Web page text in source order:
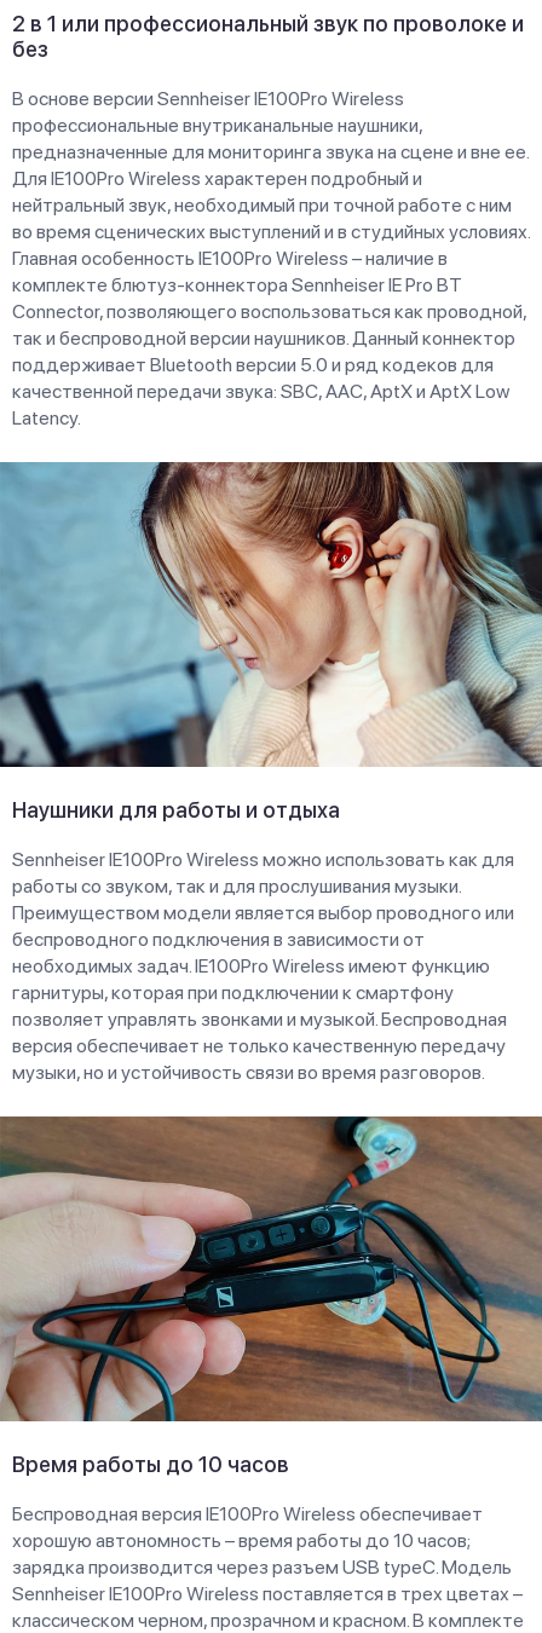
2 в 1 или профессиональный звук по проволоке и
без
В основе версии Sennheiser IE100Pro Wireless
профессиональные внутриканальные наушники,
предназначенные для мониторинга звука на сцене и вне ее.
Для IE100Pro Wireless характерен подробный и
нейтральный звук, необходимый при точной работе с ним
во время сценических выступлений и в студийных условиях.
Главная особенность IE100Pro Wireless – наличие в
комплекте блютуз-коннектора Sennheiser IE Pro BT
Connector, позволяющего воспользоваться как проводной,
так и беспроводной версии наушников. Данный коннектор
поддерживает Bluetooth версии 5.0 и ряд кодеков для
качественной передачи звука: SBC, AAC, AptX и AptX Low
Latency.
Наушники для работы и отдыха
Sennheiser IE100Pro Wireless можно использовать как для
работы со звуком, так и для прослушивания музыки.
Преимуществом модели является выбор проводного или
беспроводного подключения в зависимости от
необходимых задач. IE100Pro Wireless имеют функцию
гарнитуры, которая при подключении к смартфону
позволяет управлять звонками и музыкой. Беспроводная
версия обеспечивает не только качественную передачу
музыки, но и устойчивость связи во время разговоров.
Время работы до 10 часов
Беспроводная версия IE100Pro Wireless обеспечивает
хорошую автономность – время работы до 10 часов;
зарядка производится через разъем USB typeC. Модель
Sennheiser IE100Pro Wireless поставляется в трех цветах –
классическом черном, прозрачном и красном. В комплекте